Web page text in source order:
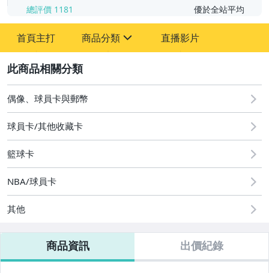
總評價 1181 優於全站平均
首頁主打 商品分類
偶像、球員卡與郵幣
直播影片
偶像、球員卡與郵幣
球員卡/其他收藏卡
籃球卡
NBA/球員卡
其他
商品資訊 出價紀錄